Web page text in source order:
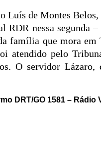
Luís de Montes
RDR nessa segunda
família que mora em
atendido pelo
O servidor Lázaro,
DRT/GO 1581 – Rádio